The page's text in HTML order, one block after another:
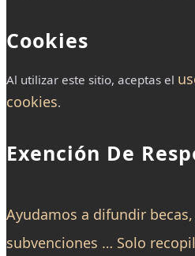
Cookies
Al utilizar este sitio, aceptas el
cookies.
Exención De
Ayudamos a difundir
subvenciones … Solo